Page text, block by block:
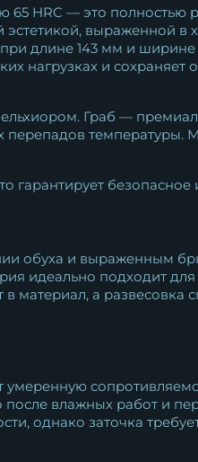
₽
65 HRC — это
выраженной в
длине 143 мм и ширине
нагрузках и сохраняет
Граб —
перепадов температуры.
безопасное
обуха и выраженным
идеально подходит
материал, а развесовка
умеренную
после влажных работ и
однако заточка